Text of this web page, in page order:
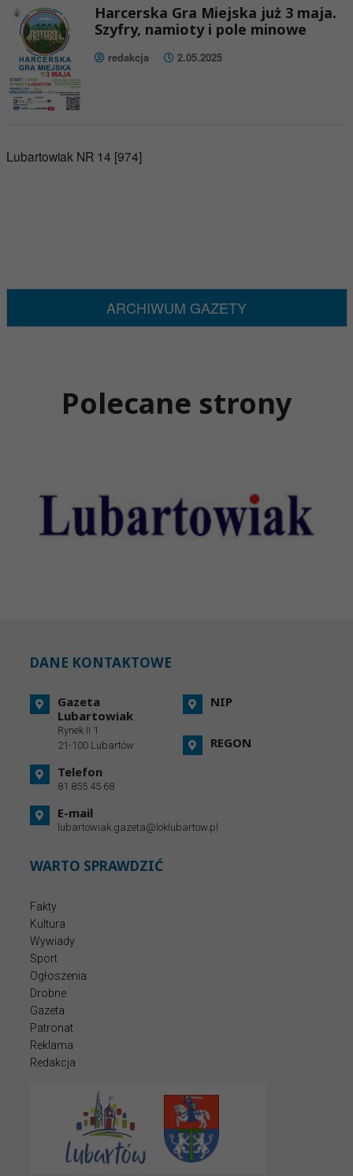
Harcerska Gra Miejska już 3 maja.
Szyfry, namioty i pole minowe
redakcja 2.05.2025
Lubartowiak NR 14 [974]
ARCHIWUM GAZETY
Polecane strony
DANE KONTAKTOWE
Gazeta
Lubartowiak
Rynek II 1
21-100 Lubartów
Telefon
81 855 45 68
E-mail
lubartowiak.gazeta@loklubartow.pl
NIP
REGON
WARTO SPRAWDZIĆ
Fakty
Kultura
Wywiady
Sport
Ogłoszenia
Drobne
Gazeta
Patronat
Reklama
Redakcja